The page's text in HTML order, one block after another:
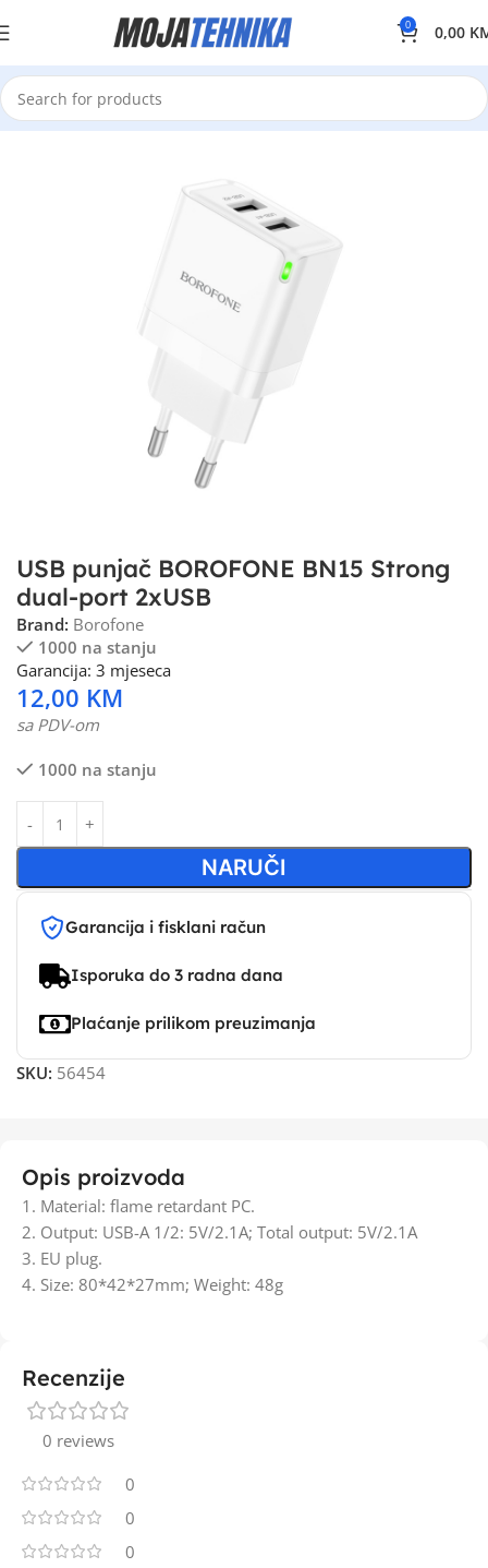
0 0,00
USB punjač BOROFONE BN15 Strong
dual-port 2xUSB
Brand: Borofone
1000 na stanju
Garancija: 3 mjeseca
12,00 KM
sa PDV-om
1000 na stanju
NARUČI
Garancija i fisklani račun
Isporuka do 3 radna dana
Plaćanje prilikom preuzimanja
SKU: 56454
Opis proizvoda
1. Material: flame retardant PC.
2. Output: USB-A 1/2: 5V/2.1A; Total output: 5V/2.1A
3. EU plug.
4. Size: 80*42*27mm; Weight: 48g
Recenzije
0 reviews
0
0
0